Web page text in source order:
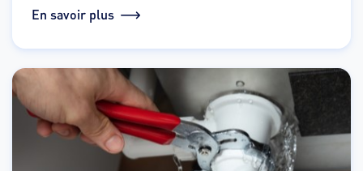
En savoir plus